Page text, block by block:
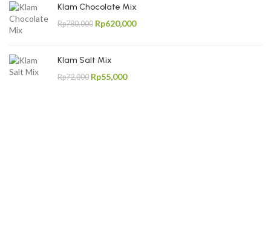
Klam Chocolate Mix
Rp780,000 Rp620,000
Klam Salt Mix
Rp72,000 Rp55,000